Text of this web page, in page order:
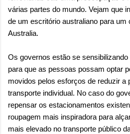
mostrou um dado alarmante:
brasileiras sentem medo de
quando se deslocam pela
sofreram algum tipo de
deslocamentos urbanos.
e LBT, os índices sobem
sensação isolada. Se per...
várias partes do mundo. Vejam que
de um escritório australiano para
Australia.
Os governos estão se
para que as pessoas possam optar
movidos pelos esforços de reduzir a
transporte individual. No caso do
repensar os estacionamentos
roupagem mais inspiradora para
mais elevado no transporte público